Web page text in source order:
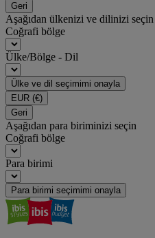
Geri
Aşağıdan ülkenizi ve dilinizi seçin
Coğrafi bölge
Ülke/Bölge - Dil
Ülke ve dil seçimimi onayla
EUR (€)
Geri
Aşağıdan para biriminizi seçin
Coğrafi bölge
Para birimi
Para birimi seçimimi onayla